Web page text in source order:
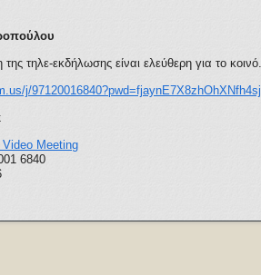
τηλε-εκδήλωσης είναι ελεύθερη για το κοινό.
j/
Meeting
6840